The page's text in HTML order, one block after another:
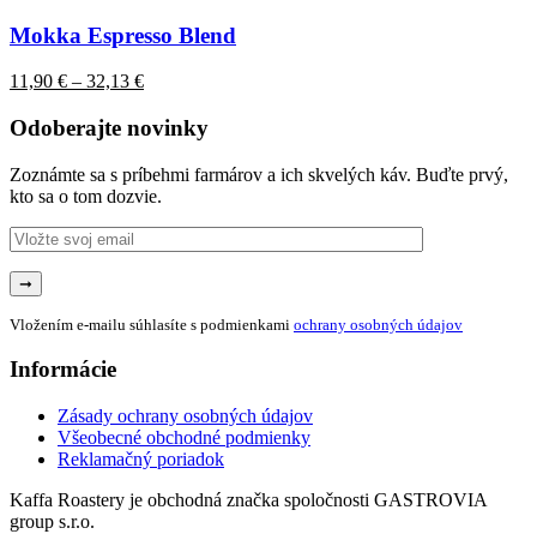
má
viacero
variantov.
Možnosti
môžete
na
stránke
produktu.
Mokka Espresso Blend
11,90 € – 32,13 €Price
11,90 €
through
32,13 €
Odoberajte novinky
Zoznámte sa s príbehmi farmárov a ich skvelých káv. Buďte prvý,
kto sa o tom dozvie.
Vložením e-mailu súhlasíte s podmienkami ochrany osobných údajov
Informácie
Zásady ochrany osobných údajov
Všeobecné obchodné podmienky
Reklamačný poriadok
Kaffa Roastery je obchodná značka spoločnosti GASTROVIA
group s.r.o.